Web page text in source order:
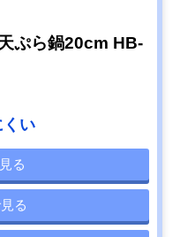
ぷら鍋20cm HB-
くい
る
る